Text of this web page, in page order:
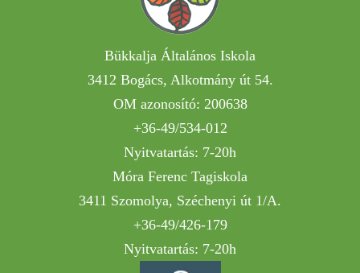
Bükkalja Általános Iskola
3412 Bogács, Alkotmány út 54.
OM azonosító: 200638
+36-49/534-012
Nyitvatartás: 7-20h
Móra Ferenc Tagiskola
3411 Szomolya, Széchenyi út 1/A.
+36-49/426-179
Nyitvatartás: 7-20h